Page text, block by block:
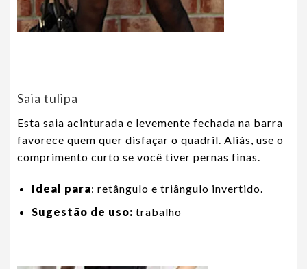
Saia tulipa
Esta saia acinturada e levemente fechada na barra
favorece quem quer disfaçar o quadril. Aliás, use o
comprimento curto se você tiver pernas finas.
Ideal para: retângulo e triângulo invertido.
Sugestão de uso: trabalho